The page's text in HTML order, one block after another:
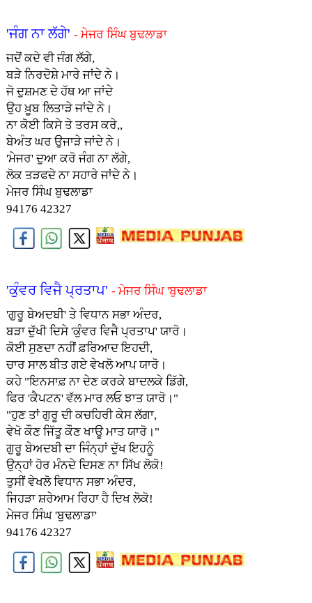
'ਜੰਗ ਨਾ ਲੱਗੇ' - ਮੇਜਰ ਸਿੰਘ ਬੁਢਲਾਡਾ
ਜਦੋਂ ਕਦੇ ਵੀ ਜੰਗ ਲੱਗੇ,
ਬੜੇ ਨਿਰਦੋਸ਼ੇ ਮਾਰੇ ਜਾਂਦੇ ਨੇ।
ਜੋ ਦੁਸ਼ਮਣ ਦੇ ਹੱਥ ਆ ਜਾਂਦੇ
ਉਹ ਖ਼ੂਬ ਲਿਤਾੜੇ ਜਾਂਦੇ ਨੇ।
ਨਾ ਕੋਈ ਕਿਸੇ ਤੇ ਤਰਸ ਕਰੇ,,
ਬੇਅੰਤ ਘਰ ਉਜਾੜੇ ਜਾਂਦੇ ਨੇ।
'ਮੇਜਰ' ਦੁਆ ਕਰੋ ਜੰਗ ਨਾ ਲੱਗੇ,
ਲੋਕ ਤੜਫਦੇ ਨਾ ਸਹਾਰੇ ਜਾਂਦੇ ਨੇ।
ਮੇਜਰ ਸਿੰਘ ਬੁਢਲਾਡਾ
94176 42327
'ਕੁੰਵਰ ਵਿਜੈ ਪ੍ਰਤਾਪ' - ਮੇਜਰ ਸਿੰਘ 'ਬੁਢਲਾਡਾ
'ਗੁਰੂ ਬੇਅਦਬੀ' ਤੇ ਵਿਧਾਨ ਸਭਾ ਅੰਦਰ,
ਬੜਾ ਦੁੱਖੀ ਦਿਸੇ 'ਕੁੰਵਰ ਵਿਜੈ ਪ੍ਰਤਾਪ' ਯਾਰੋ।
ਕੋਈ ਸੁਣਦਾ ਨਹੀਂ ਫ਼ਰਿਆਦ ਇਹਦੀ,
ਚਾਰ ਸਾਲ ਬੀਤ ਗਏ ਵੇਖਲੋ ਆਪ ਯਾਰੋ।
ਕਹੇ "ਇਨਸਾਫ਼ ਨਾ ਦੇਣ ਕਰਕੇ ਬਾਦਲਕੇ ਡਿੱਗੇ,
ਫਿਰ 'ਕੈਪਟਨ' ਵੱਲ ਮਾਰ ਲ‌ਓ ਝਾਤ ਯਾਰੋ।"
"ਹੁਣ ਤਾਂ ਗੁਰੂ ਦੀ ਕਚਹਿਰੀ ਕੇਸ ਲੱਗਾ,
ਵੇਖੋ ਕੌਣ ਜਿੱਤੂ ਕੌਣ ਖਾਊ ਮਾਤ ਯਾਰੋ।"
ਗੁਰੂ ਬੇਅਦਬੀ ਦਾ ਜਿੰਨ੍ਹਾਂ ਦੁੱਖ ਇਹਨੂੰ
ਉਨ੍ਹਾਂ ਹੋਰ ਮੰਨਦੇ ਦਿਸਣ ਨਾ ਸਿੱਖ ਲੋਕੋ!
ਤੁਸੀਂ ਵੇਖਲੋ ਵਿਧਾਨ ਸਭਾ ਅੰਦਰ,
ਜਿਹੜਾ ਸ਼ਰੇਆਮ ਰਿਹਾ ਹੈ ਦਿਖ ਲੋਕੋ!
ਮੇਜਰ ਸਿੰਘ 'ਬੁਢਲਾਡਾ'
94176 42327